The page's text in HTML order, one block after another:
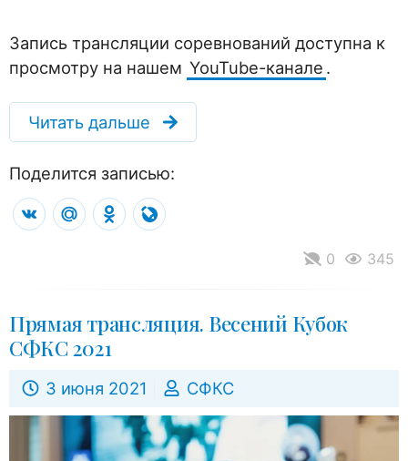
Запись трансляции соревнований доступна к
просмотру на нашем YouTube-канале .
Читать дальше
Поделится записью:
VK Mail.RuOdnoklassniki
0 345
Прямая трансляция. Весений Кубок
СФКС 2021
3 июня 2021 СФКС